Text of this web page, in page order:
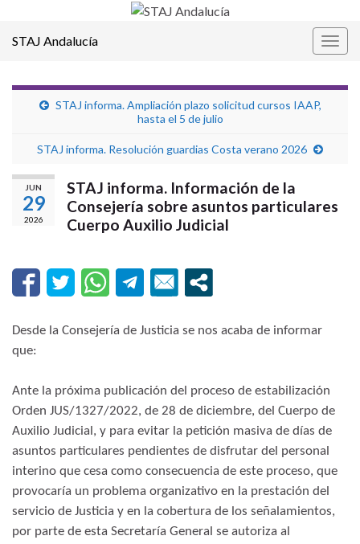
STAJ Andalucía
STAJ informa. Ampliación plazo solicitud cursos IAAP,
hasta el 5 de julio
STAJ informa. Resolución guardias Costa verano 2026
JUN
29
2026
STAJ informa. Información de la
Consejería sobre asuntos particulares
Cuerpo Auxilio Judicial
Desde la Consejería de Justicia se nos acaba de informar
que:
Ante la próxima publicación del proceso de estabilización
Orden JUS/1327/2022, de 28 de diciembre, del Cuerpo de
Auxilio Judicial, y para evitar la petición masiva de días de
asuntos particulares pendientes de disfrutar del personal
interino que cesa como consecuencia de este proceso, que
provocaría un problema organizativo en la prestación del
servicio de Justicia y en la cobertura de los señalamientos,
por parte de esta Secretaría General se autoriza al